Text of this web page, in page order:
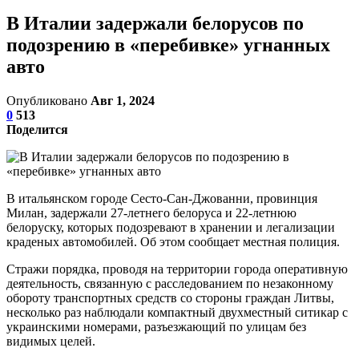
В Италии задержали белорусов по
подозрению в «перебивке» угнанных
авто
Опубликовано Авг 1, 2024
0 513
Поделится
В итальянском городе Сесто-Сан-Джованни, провинция
Милан, задержали 27-летнего белоруса и 22-летнюю
белоруску, которых подозревают в хранении и легализации
краденых автомобилей. Об этом сообщает местная полиция.
Стражи порядка, проводя на территории города оперативную
деятельность, связанную с расследованием по незаконному
обороту транспортных средств со стороны граждан Литвы,
несколько раз наблюдали компактный двухместный ситикар с
украинскими номерами, разъезжающий по улицам без
видимых целей.